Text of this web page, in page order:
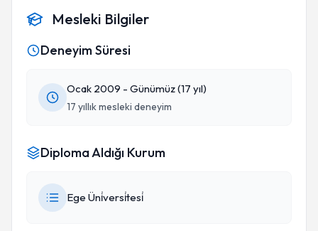
Mesleki Bilgiler
Deneyim Süresi
Ocak 2009 - Günümüz (17 yıl)
17 yıllık mesleki deneyim
Diploma Aldığı Kurum
Ege Üni̇versi̇tesi̇